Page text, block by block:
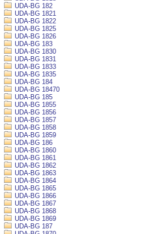
UDA-BG 182
UDA-BG 1821
UDA-BG 1822
UDA-BG 1825
UDA-BG 1826
UDA-BG 183
UDA-BG 1830
UDA-BG 1831
UDA-BG 1833
UDA-BG 1835
UDA-BG 184
UDA-BG 18470
UDA-BG 185
UDA-BG 1855
UDA-BG 1856
UDA-BG 1857
UDA-BG 1858
UDA-BG 1859
UDA-BG 186
UDA-BG 1860
UDA-BG 1861
UDA-BG 1862
UDA-BG 1863
UDA-BG 1864
UDA-BG 1865
UDA-BG 1866
UDA-BG 1867
UDA-BG 1868
UDA-BG 1869
UDA-BG 187